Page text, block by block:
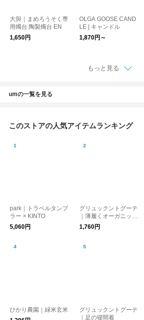
大與｜まめろうそく専
用燭台 陶製燭台 EN
1,650円
OLGA GOOSE CAND
LE | キャンドル
1,870円～
もっと見る
umの一覧を見る
このストアの人気アイテムランキング
park｜トラベルタンブ
ラー × KINTO
5,060円
グリュックントグーテ
｜薄履くオーガニック
コットン
1,760円
ひかり農園｜緑米玄米
グリュックントグーテ
｜足の寝間着